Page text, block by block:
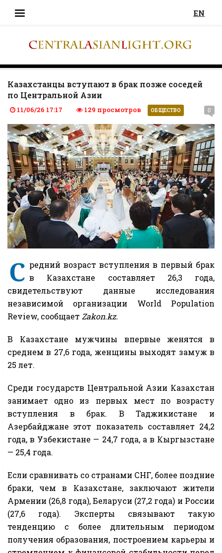
EN
Казахстанцы вступают в брак позже соседей
по Центральной Азии
11/06/26 17:17 129 просмотров ОБЩЕСТВО 0
С редний возраст вступления в первый брак
в Казахстане составляет 26,3 года,
свидетельствуют данные исследования
независимой организации World Population
Review, сообщает Zakon.kz.
В Казахстане мужчины впервые женятся в
среднем в 27,6 года, женщины выходят замуж в
25 лет.
Среди государств Центральной Азии Казахстан
занимает одно из первых мест по возрасту
вступления в брак. В Таджикистане и
Азербайджане этот показатель составляет 24,2
года, в Узбекистане — 24,7 года, а в Кыргызстане
— 25,4 года.
Если сравнивать со странами СНГ, более поздние
браки, чем в Казахстане, заключают жители
Армении (26,8 года), Беларуси (27,2 года) и России
(27,6 года). Эксперты связывают такую
тенденцию с более длительным периодом
получения образования, построением карьеры и